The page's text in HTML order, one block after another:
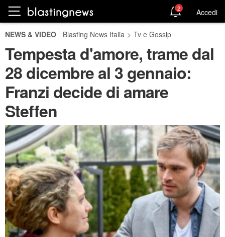
2 Accedi
NEWS & VIDEO Blasting News Italia > Tv e Gossip
Tempesta d'amore, trame dal
28 dicembre al 3 gennaio:
Franzi decide di amare
Steffen